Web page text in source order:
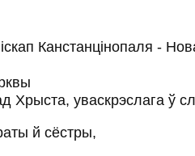
Канстанцінопаля -
Хрыста, уваскрэслага ў
й сёстры,